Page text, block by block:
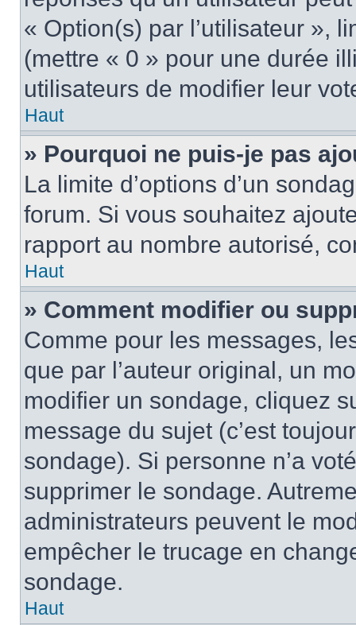
« Option(s) par l’utilisateur »,
(mettre « 0 » pour une durée
utilisateurs de modifier leur
Haut
» Pourquoi ne puis-je pas
La limite d’options d’un
forum. Si vous souhaitez
rapport au nombre autorisé,
Haut
» Comment modifier ou
Comme pour les messages,
que par l’auteur original, un
modifier un sondage, cliquez
message du sujet (c’est
sondage). Si personne n’a
supprimer le sondage.
administrateurs peuvent le
empêcher le trucage en
sondage.
Haut